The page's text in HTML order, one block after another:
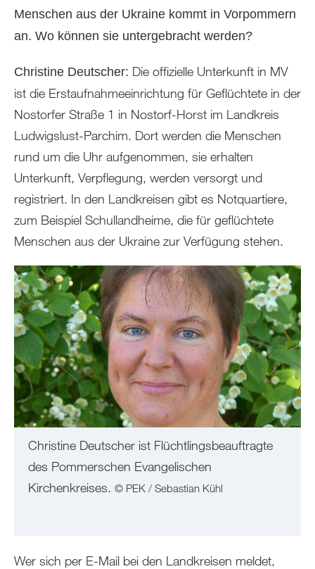
Menschen aus der Ukraine kommt in Vorpommern
an. Wo können sie untergebracht werden?
Christine Deutscher: Die offizielle Unterkunft in MV
ist die Erstaufnahmeeinrichtung für Geflüchtete in der
Nostorfer Straße 1 in Nostorf-Horst im Landkreis
Ludwigslust-Parchim. Dort werden die Menschen
rund um die Uhr aufgenommen, sie erhalten
Unterkunft, Verpflegung, werden versorgt und
registriert. In den Landkreisen gibt es Notquartiere,
zum Beispiel Schullandheime, die für geflüchtete
Menschen aus der Ukraine zur Verfügung stehen.
Christine Deutscher ist Flüchtlingsbeauftragte
des Pommerschen Evangelischen
Kirchenkreises. © PEK / Sebastian Kühl
Wer sich per E-Mail bei den Landkreisen meldet,